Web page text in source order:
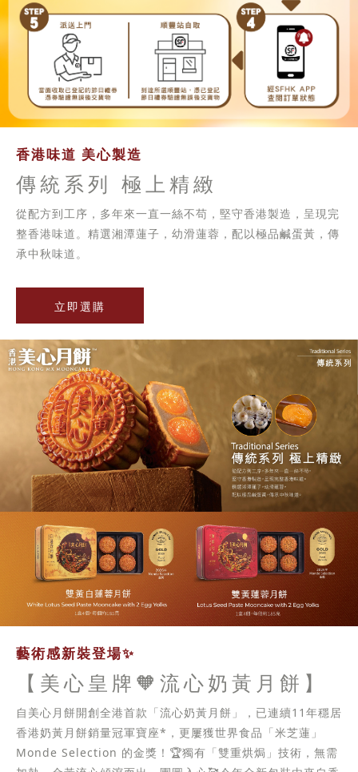
香港味道 美心製造
傳統系列 極上精緻
從配方到工序，多年來一直一絲不苟，堅守香港製造，呈現完
整香港味道。精選湘潭蓮子，幼滑蓮蓉，配以極品鹹蛋黃，傳
承中秋味道。
立即選購
藝術感新裝登場✨
【美心皇牌🧡流心奶黃月餅】
自美心月餅開創全港首款「流心奶黃月餅」，已連續11年穩居
香港奶黃月餅銷量冠軍寶座*，更屢獲世界食品「米芝蓮」
Monde Selection 的金獎！🏆獨有「雙重烘焗」技術，無需